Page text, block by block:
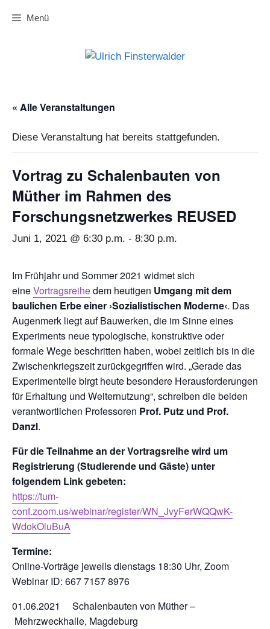
Inhalt Menü
« Alle Veranstaltungen
Diese Veranstaltung hat bereits stattgefunden.
Vortrag zu Schalenbauten von
Müther im Rahmen des
Forschungsnetzwerkes REUSED
Juni 1, 2021 @ 6:30 p.m. - 8:30 p.m.
Im Frühjahr und Sommer 2021 widmet sich
eineVortragsreihedem heutigen Umgang mit dem
baulichen Erbe einer ›Sozialistischen Moderne‹. Das
Augenmerk liegt auf Bauwerken, die im Sinne eines
Experiments neue typologische, konstruktive oder
formale Wege beschritten haben, wobei zeitlich bis in die
Zwischenkriegszeit zurückgegriffen wird. „Gerade das
Experimentelle birgt heute besondere Herausforderungen
für Erhaltung und Weiternutzung“, schreiben die beiden
verantwortlichen Professoren Prof. Putz und Prof.
Danzl.
Für die Teilnahme an der Vortragsreihe wird um
Registrierung (Studierende und Gäste) unter
folgendem Link gebeten:
https://tum-
conf.zoom.us/webinar/register/WN_JvyFerWQQwK-
WdokOluBuA
Termine:
Online-Vorträge jeweils dienstags 18:30 Uhr, Zoom
Webinar ID: 667 7157 8976
01.06.2021 Schalenbauten von Müther –
Mehrzweckhalle, Magdeburg